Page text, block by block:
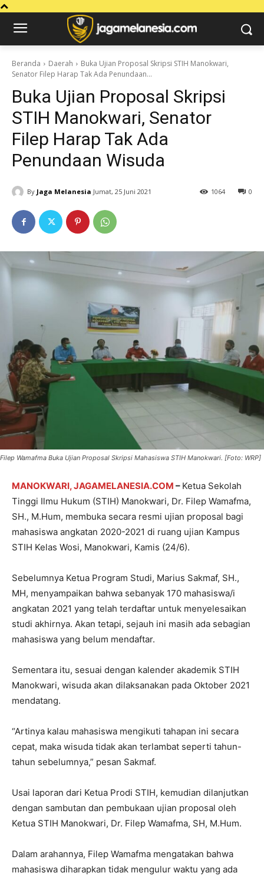
Beranda Daerah
Buka Ujian Proposal Skripsi STIH Manokwari,
Senator Filep Harap Tak Ada Penundaan...
Buka Ujian Proposal Skripsi
STIH Manokwari, Senator
Filep Harap Tak Ada
Penundaan Wisuda
By Jaga Melanesia Jumat, 25 Juni 2021 0
1064
Filep Wamafma Buka Ujian Proposal Skripsi Mahasiswa STIH Manokwari. [Foto: WRP]
MANOKWARI, JAGAMELANESIA.COM – Ketua Sekolah
Tinggi Ilmu Hukum (STIH) Manokwari, Dr. Filep Wamafma,
SH., M.Hum, membuka secara resmi ujian proposal bagi
mahasiswa angkatan 2020-2021 di ruang ujian Kampus
STIH Kelas Wosi, Manokwari, Kamis (24/6).
Sebelumnya Ketua Program Studi, Marius Sakmaf, SH.,
MH, menyampaikan bahwa sebanyak 170 mahasiswa/i
angkatan 2021 yang telah terdaftar untuk menyelesaikan
studi akhirnya. Akan tetapi, sejauh ini masih ada sebagian
mahasiswa yang belum mendaftar.
Sementara itu, sesuai dengan kalender akademik STIH
Manokwari, wisuda akan dilaksanakan pada Oktober 2021
mendatang.
“Artinya kalau mahasiswa mengikuti tahapan ini secara
cepat, maka wisuda tidak akan terlambat seperti tahun-
tahun sebelumnya,” pesan Sakmaf.
Usai laporan dari Ketua Prodi STIH, kemudian dilanjutkan
dengan sambutan dan pembukaan ujian proposal oleh
Ketua STIH Manokwari, Dr. Filep Wamafma, SH, M.Hum.
Dalam arahannya, Filep Wamafma mengatakan bahwa
mahasiswa diharapkan tidak mengulur waktu yang ada